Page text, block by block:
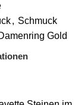
, Schmuck
Gold